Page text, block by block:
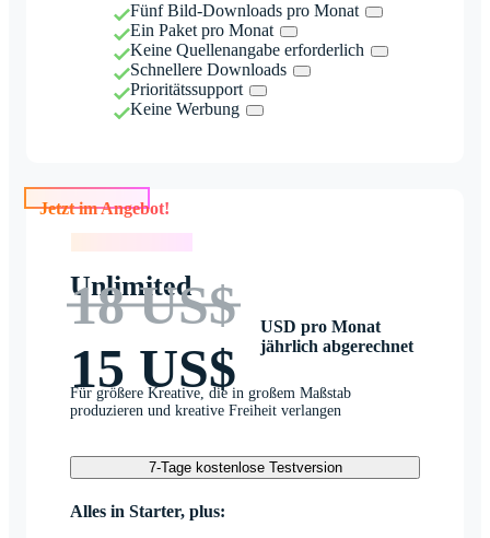
Fünf Bild-Downloads pro Monat
Ein Paket pro Monat
Keine Quellenangabe erforderlich
Schnellere Downloads
Prioritätssupport
Keine Werbung
Jetzt im Angebot!
Unlimited
18 US$
15 US$
USD pro Monat
jährlich abgerechnet
Für größere Kreative, die in großem Maßstab
produzieren und kreative Freiheit verlangen
7-Tage kostenlose Testversion
Alles in Starter, plus: